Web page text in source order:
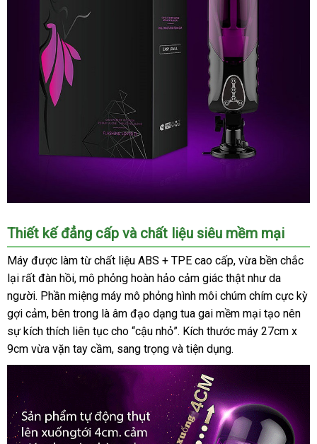
Máy
thủ
dâm
EASYLOVE
tự
động
cao
cấp
tiện
ích
siêu
bền
Thiết kế đẳng cấp và chất liệu siêu mềm mại
Máy được làm từ chất liệu ABS + TPE cao cấp, vừa bền chắc
lại rất đàn hồi, mô phỏng hoàn hảo cảm giác thật như da
người. Phần miệng máy mô phỏng hình môi chúm chím cực kỳ
gợi cảm, bên trong là âm đạo dạng tua gai mềm mại tạo nên
sự kích thích liên tục cho “cậu nhỏ”. Kích thước máy 27cm x
9cm vừa vặn tay cầm, sang trọng và tiện dụng.